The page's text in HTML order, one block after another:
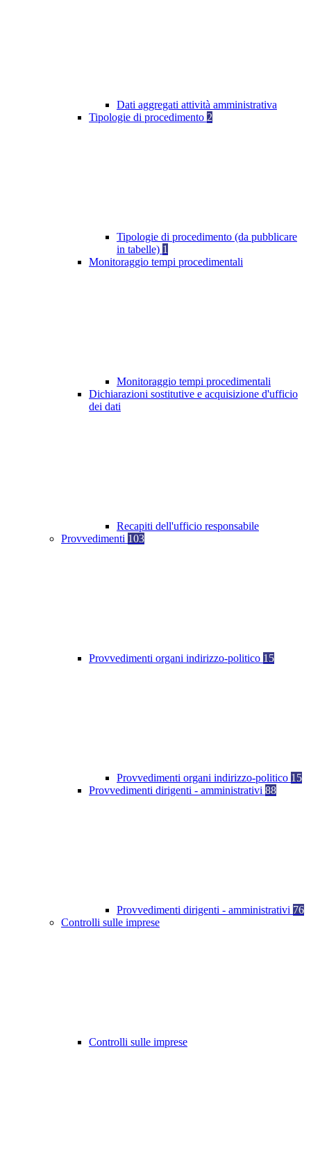
Dati aggregati attività amministrativa
Tipologie di procedimento 2
Tipologie di procedimento (da pubblicare
in tabelle) 1
Monitoraggio tempi procedimentali
Monitoraggio tempi procedimentali
Dichiarazioni sostitutive e acquisizione d'ufficio
dei dati
Recapiti dell'ufficio responsabile
Provvedimenti 103
Provvedimenti organi indirizzo-politico 15
Provvedimenti organi indirizzo-politico 15
Provvedimenti dirigenti - amministrativi 88
Provvedimenti dirigenti - amministrativi 76
Controlli sulle imprese
Controlli sulle imprese